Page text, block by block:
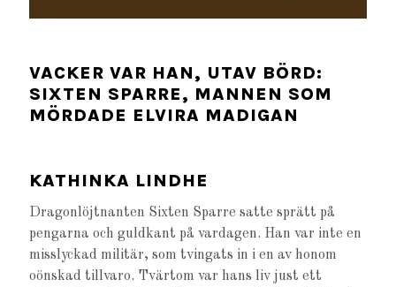
VACKER VAR HAN, UTAV BÖRD:
SIXTEN SPARRE, MANNEN SOM
MÖRDADE ELVIRA MADIGAN
KATHINKA LINDHE
Dragonlöjtnanten Sixten Sparre satte sprätt på
pengarna och guldkant på vardagen. Han var inte en
misslyckad militär, som tvingats in i en av honom
oönskad tillvaro. Tvärtom var hans liv just ett